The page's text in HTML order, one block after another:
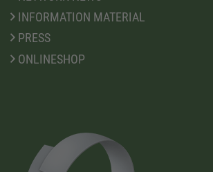
INFORMATION MATERIAL
PRESS
ONLINESHOP